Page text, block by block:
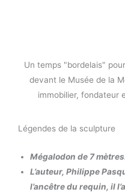
Un temps "bordelais"
devant le Musée de la
immobilier, fondateur
Légendes de la sculpture
Mégalodon de 7
L’auteur, Philippe
l’ancêtre du requin, il